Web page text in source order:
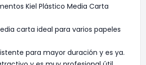
Kiel Plástico Media Carta
carta ideal para varios papeles
para mayor duración y es ya.